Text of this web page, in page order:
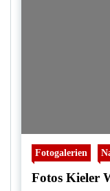
Fotogalerien
Fotos Kieler